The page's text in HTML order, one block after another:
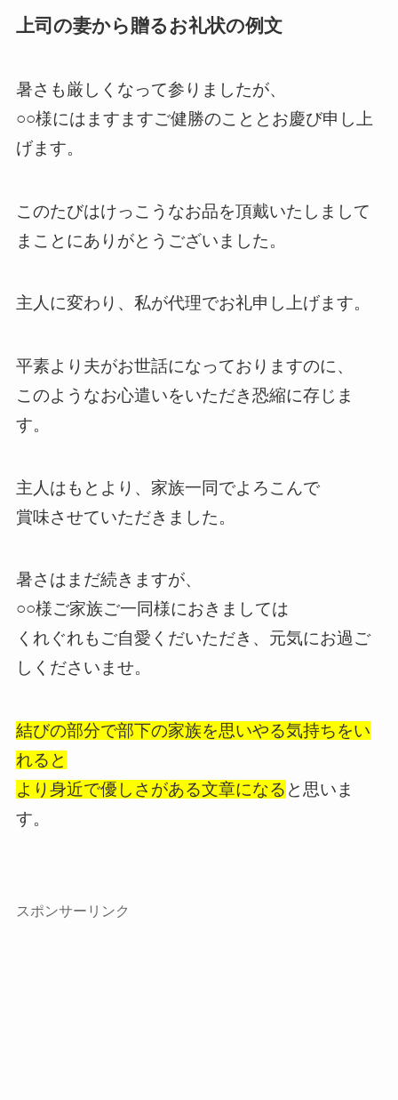
上司の妻から贈るお礼状の例文
暑さも厳しくなって参りましたが、
○○様にはますますご健勝のこととお慶び申し上
げます。
このたびはけっこうなお品を頂戴いたしまして
まことにありがとうございました。
主人に変わり、私が代理でお礼申し上げます。
平素より夫がお世話になっておりますのに、
このようなお心遣いをいただき恐縮に存じま
す。
主人はもとより、家族一同でよろこんで
賞味させていただきました。
暑さはまだ続きますが、
○○様ご家族ご一同様におきましては
くれぐれもご自愛くだいただき、元気にお過ご
しくださいませ。
結びの部分で部下の家族を思いやる気持ちをい
れると
より身近で優しさがある文章になる と思いま
す。
スポンサーリンク